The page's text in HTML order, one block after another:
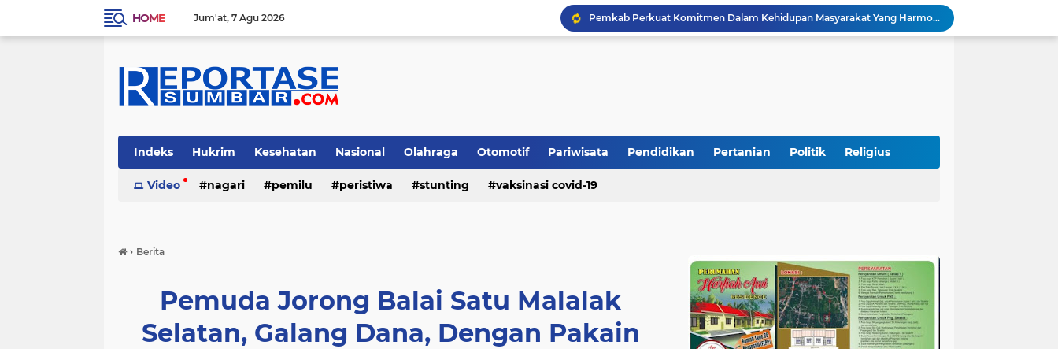
HOME Jum'at 7 Agu 2026
Pemkab Perkuat Komitmen Dalam Kehidupan Masyarakat Yang Harmonis
Diduga Akibat Puntung Rokok, Satu Pohon Cemara di Pantai Kata Pariaman Terbakar
Longsor Ganggu Akses Jalan Pada Empat Titik
Presiden Diminta Jadikan Pertemuan dengan Kepala Daerah sebagai Momentum Reformasi Sistemik
Indeks Hukrim Kesehatan Nasional Olahraga Otomotif Pariwisata Pendidikan Pertanian Politik Religius
Video nagari pemilu peristiwa stunting vaksinasi covid-19
› Berita
Pemuda Jorong Balai Satu Malalak
Selatan, Galang Dana, Dengan Pakain